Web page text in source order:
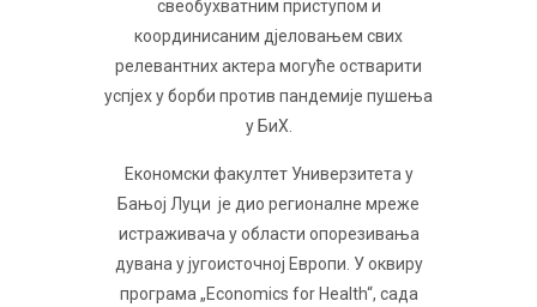
свеобухватним приступом и
координисаним дјеловањем свих
релевантних актера могуће остварити
успјех у борби против пандемије пушења
у БиХ.
Економски факултет Универзитета у
Бањој Луци је дио регионалне мреже
истраживача у области опорезивања
дувана у југоисточној Европи. У оквиру
програма „Economics for Health“, сада